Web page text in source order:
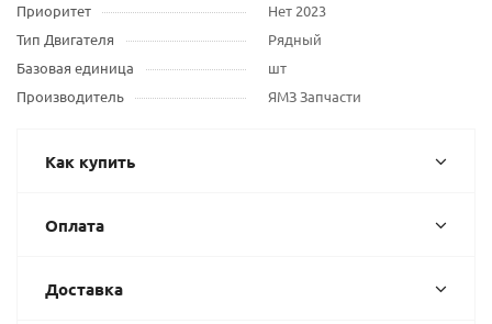
Приоритет
Нет 2023
Тип Двигателя
Рядный
Базовая единица
шт
Производитель
ЯМЗ Запчасти
Как купить
Оплата
Доставка